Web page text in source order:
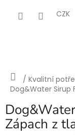
CZK
Domů
/ Kvalitní
Dog&Water Sirup
Zápach z